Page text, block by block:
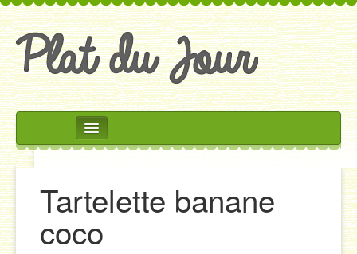
Rechercher
Accueil
Accompagnements
Tartelette banane
coco